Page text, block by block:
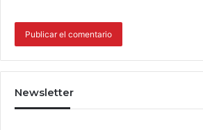
Newsletter